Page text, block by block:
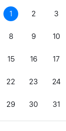
1 2 3
8 9 10
15 16 17
22 23 24
29 30 31